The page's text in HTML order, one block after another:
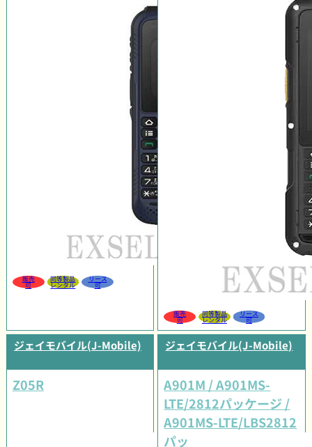
販売
可
同等製品
レンタル
リース
可
販売
可
同等製品
レンタル
リース
可
ジェイモバイル(J-Mobile)
Z05R
ジェイモバイル(J-Mobile)
A901M / A901MS-
LTE/2812パッケージ /
A901MS-LTE/LBS2812
パッケージ